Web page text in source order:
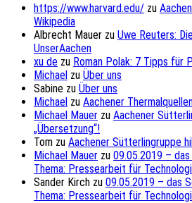
https://www.harvard.edu/ zu
Wikipedia
Albrecht Mauer zu Uwe Reuters:
UnserAachen
xu de zu Roman Polak: 7 Tipps für
Michael zu Über uns
Sabine zu Über uns
Michael zu Aachener
Michael Mauer zu Aachener
„Übersetzung“!
Tom zu Aachener Sütterlingruppe
Michael Mauer zu 09.05.2019 –
Thema: Pressearbeit für
Sander Kirch zu 09.05.2019 – das
Thema: Pressearbeit für